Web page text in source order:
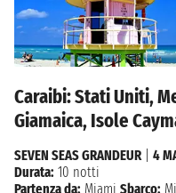
Caraibi: Stati Uniti,
Giamaica, Isole
SEVEN SEAS GRANDEUR| 4
Durata: 10 notti
Partenza da: Miami Sbarco: